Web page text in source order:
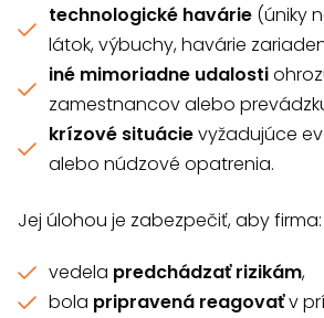
technologické havárie (úniky
látok, výbuchy, havárie
iné mimoriadne udalosti
zamestnancov alebo
krízové situácievyžadujúce
alebo núdzové opatrenia.
Jej úlohou je zabezpečiť, aby firma:
vedela predchádzať rizikám,
bola pripravená reagovaťv